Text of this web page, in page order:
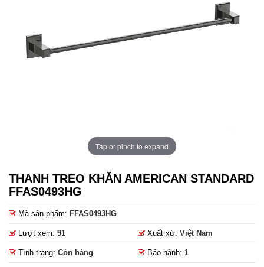
Tap or pinch to expand
THANH TREO KHĂN AMERICAN STANDARD
FFAS0493HG
Mã sản phẩm: FFAS0493HG
Lượt xem: 91 Xuất xứ: Việt Nam
Tình trạng: Còn hàng Bảo hành: 1